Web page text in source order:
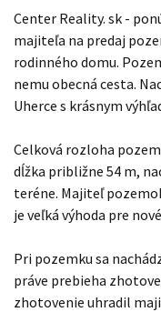
Center Reality. sk -
majiteľa na predaj
rodinného domu.
nemu obecná cesta.
Uherce s krásnym
Celková rozloha
dĺžka približne 54 m,
teréne. Majiteľ
je veľká výhoda pre
Pri pozemku sa
práve prebieha
zhotovenie uhradil